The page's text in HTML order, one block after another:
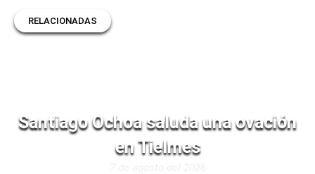
RELACIONADAS
Santiago Ochoa saluda una ovación
en Tielmes